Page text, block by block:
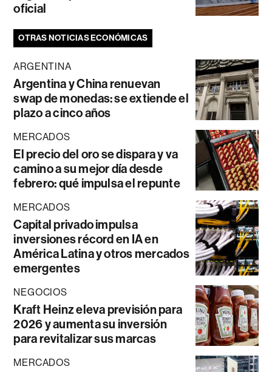
oficial
OTRAS NOTICIAS ECONÓMICAS
ARGENTINA
Argentina y China renuevan
swap de monedas: se extiende el
plazo a cinco años
MERCADOS
El precio del oro se dispara y va
camino a su mejor día desde
febrero: qué impulsa el repunte
MERCADOS
Capital privado impulsa
inversiones récord en IA en
América Latina y otros mercados
emergentes
NEGOCIOS
Kraft Heinz eleva previsión para
2026 y aumenta su inversión
para revitalizar sus marcas
MERCADOS